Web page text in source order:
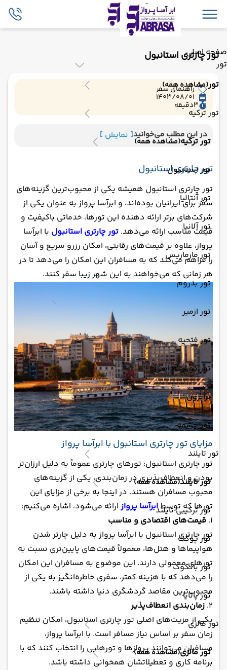
صفحه اصلی
تور
تور(مشاهده همه)
تور ترکیه
تور ترکیه(مشاهده همه)
تور استانبول
تور آنتالیا
تور آلانیا
تور مارماریس
تور بدروم
تور ازمیر
تور فتحیه
تور کوش آداسی
ترابزون
تور چشمه
تور تایلند
تور تایلند(مشاهده همه)
تور ترکیبی تایلند
تور پوکت
تور بانکوک
تور پاتایا
تور مالزی
تور مالزی(مشاهده همه)
تور چارتری استانبول
راهنمای سفر
1403/08/01
3دقیقه
در این مطلب می‌خوانید[ نمایش ]
تور چارتری استانبول
تور چارتری استانبول همیشه یکی از محبوب‌ترین گزینه‌های
سفر برای ایرانیان بوده‌اند، و ابرآسا پرواز به عنوان یکی از
شرکت‌های برتر ارائه دهنده این تورها، خدماتی باکیفیت و
قیمت مناسب ارائه می‌دهد. تور چارتری استانبول با ابرآسا
پرواز، علاوه بر قیمت‌های رقابتی، امکان رزرو سریع و آسان
را فراهم می‌کند که به مسافران این امکان را می‌دهد تا در
هر زمانی که می‌خواهند به این شهر زیبا سفر کنند.
مزایای تور چارتری استانبول با ابرآسا پرواز
تور چارتری استانبول: تورهای چارتری عموماً به دلیل ارزان‌تر
بودن و انعطاف‌پذیری در زمان‌بندی، یکی از گزینه‌های
محبوب مسافران هستند. در اینجا به برخی از مزایای این
تورها که توسطابرآسا پروازارائه می‌شود، اشاره می‌کنیم:
1. قیمت‌های اقتصادی و مناسب
تور چارتری استانبول با ابرآسا پرواز به دلیل چارتر شدن
هواپیماها و هتل‌ها، معمولاً قیمت‌های پایین‌تری نسبت به
تورهای معمولی دارند. این موضوع به مسافران این امکان
را می‌دهد که با هزینه کمتر، سفری خاطره‌انگیز به یکی از
محبوب‌ترین مقاصد گردشگری دنیا داشته باشند.
2. زمان‌بندی انعطاف‌پذیر
یکی از مزیت‌های اصلی تور چارتری استانبول، امکان تنظیم
زمان سفر بر اساس نیاز مسافر است. با ابرآسا پرواز،
مسافران می‌توانند پروازها و تورهایی را انتخاب کنند که با
برنامه کاری و تعطیلاتشان همخوانی داشته باشد.